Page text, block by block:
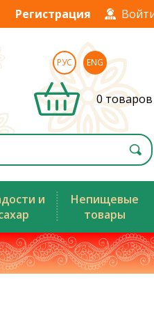
Регистрация
РУС ENG
0 товаров
и
Непищевые
товары